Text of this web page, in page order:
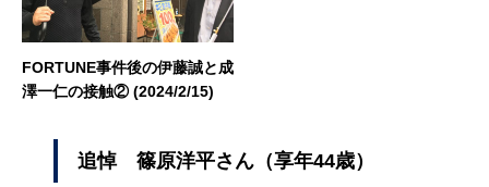
FORTUNE事件後の伊藤誠と成
澤一仁の接触② (2024/2/15)
追悼 篠原洋平さん（享年44歳）